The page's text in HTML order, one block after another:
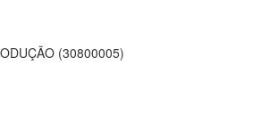
Inovações e Comunicações
(30800005)